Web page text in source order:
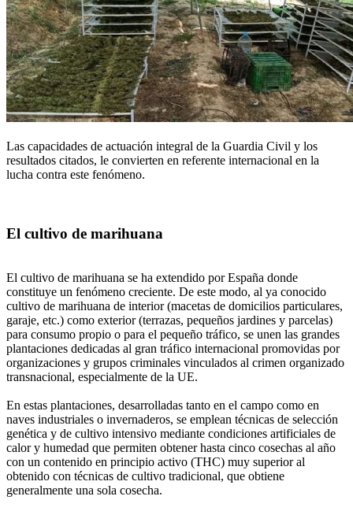
Las capacidades de actuación integral de la Guardia Civil y los
resultados citados, le convierten en referente internacional en la
lucha contra este fenómeno.
El cultivo de marihuana
El cultivo de marihuana se ha extendido por España donde
constituye un fenómeno creciente. De este modo, al ya conocido
cultivo de marihuana de interior (macetas de domicilios particulares,
garaje, etc.) como exterior (terrazas, pequeños jardines y parcelas)
para consumo propio o para el pequeño tráfico, se unen las grandes
plantaciones dedicadas al gran tráfico internacional promovidas por
organizaciones y grupos criminales vinculados al crimen organizado
transnacional, especialmente de la UE.
En estas plantaciones, desarrolladas tanto en el campo como en
naves industriales o invernaderos, se emplean técnicas de selección
genética y de cultivo intensivo mediante condiciones artificiales de
calor y humedad que permiten obtener hasta cinco cosechas al año
con un contenido en principio activo (THC) muy superior al
obtenido con técnicas de cultivo tradicional, que obtiene
generalmente una sola cosecha.